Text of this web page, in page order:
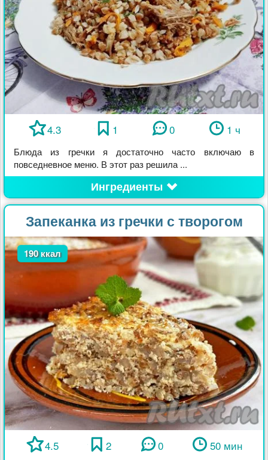
4.3 1 0 1 ч
Блюда из гречки я достаточно часто включаю в
повседневное меню. В этот раз решила ...
Ингредиенты
Запеканка из гречки с творогом
190 ккал
4.5 2 0 50 мин